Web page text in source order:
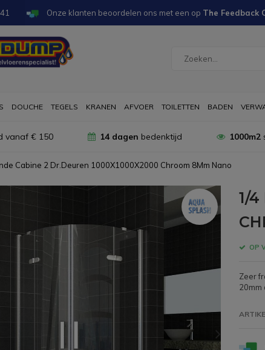
Onze klanten beoordelen ons met een op The Feedback
DOUCHE TEGELS KRANEN AFVOER TOILETTEN BADEN
vanaf € 150 14 dagen bedenktijd 1000m2
Cabine 2 Dr.Deuren 1000X1000X2000 Chroom 8Mm Nano
1/4
OP
Zeer
20mm